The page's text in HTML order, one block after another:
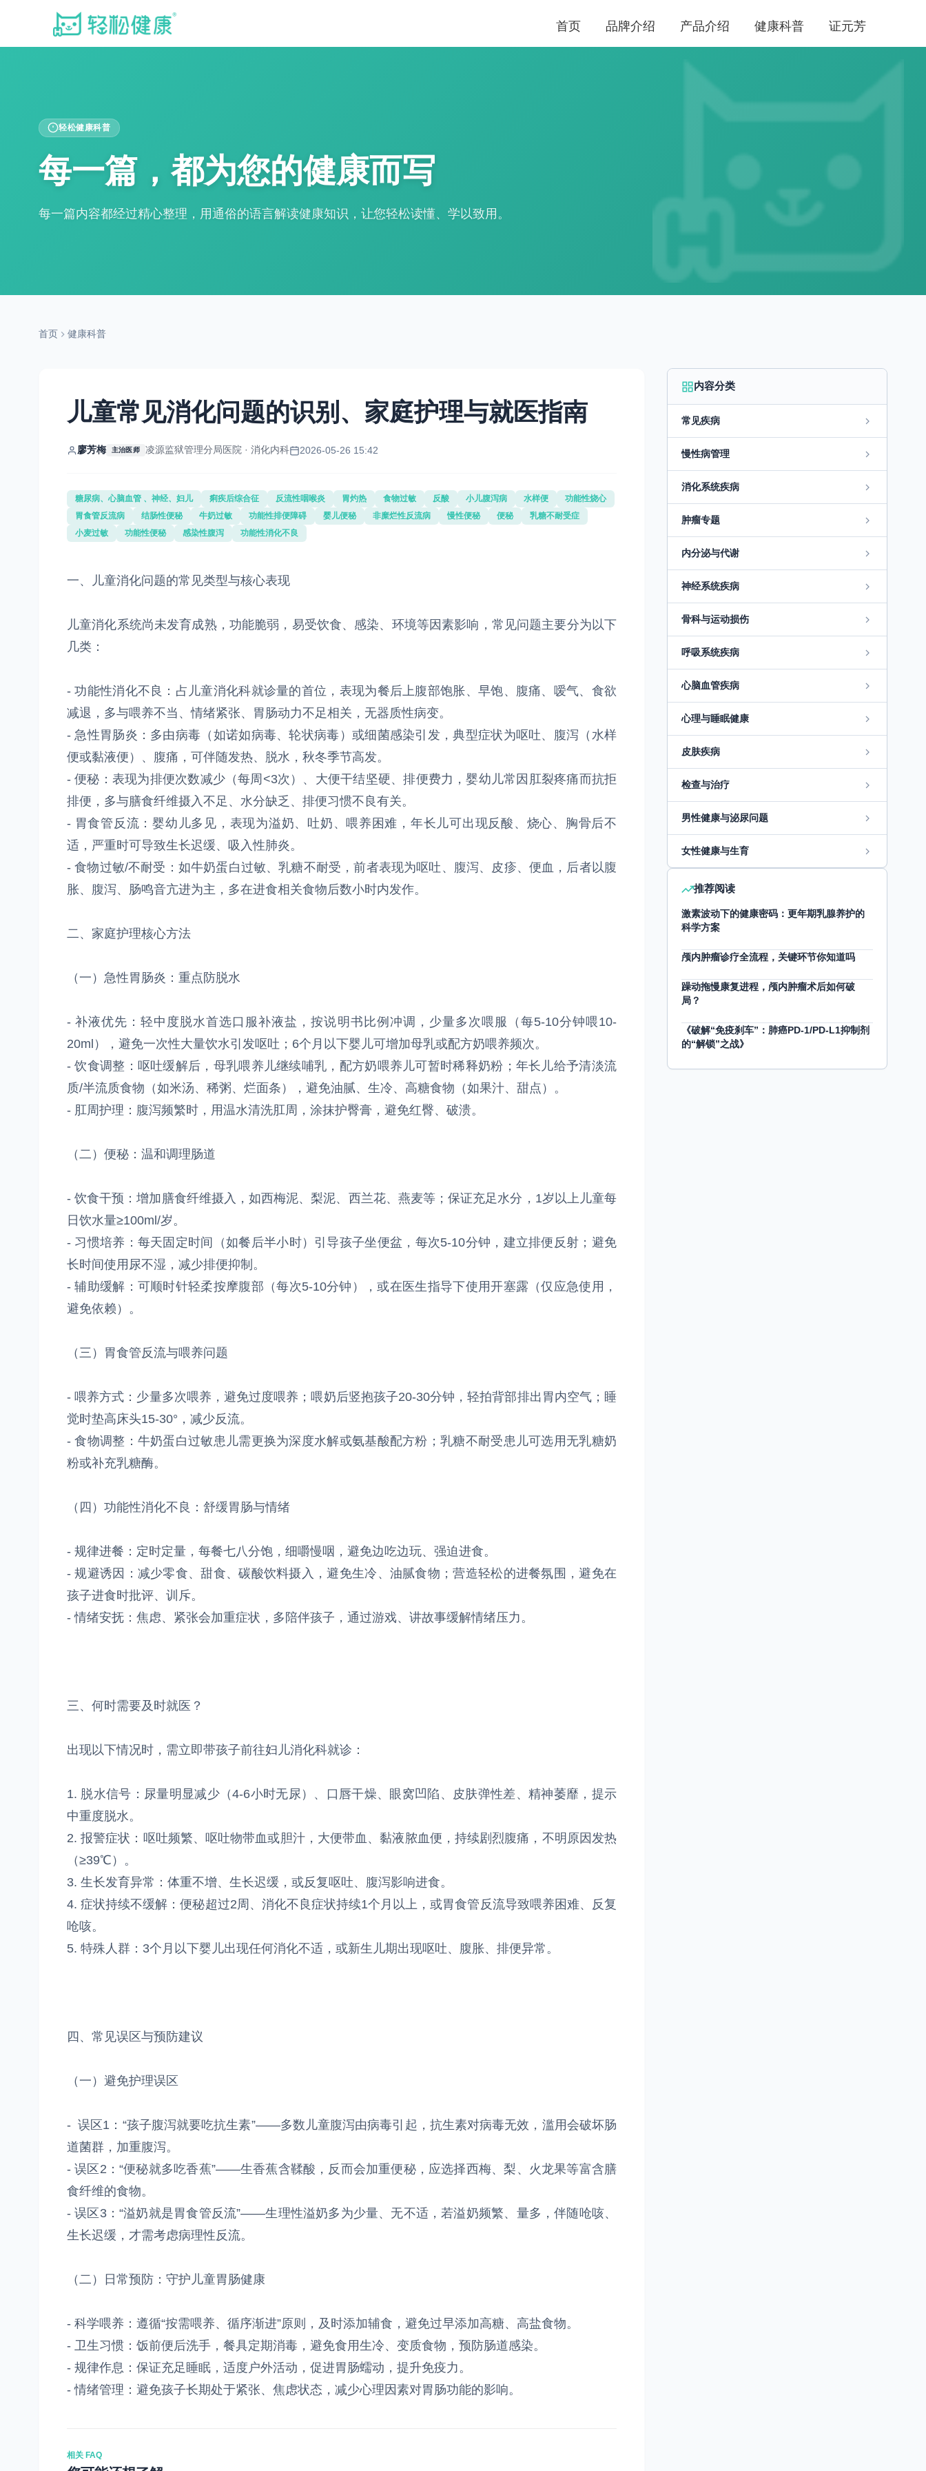
首页 品牌介绍 产品介绍 健康科普 证元芳
轻松健康科普
每一篇，都为您的健康而写
每一篇内容都经过精心整理，用通俗的语言解读健康知识，让您轻松读懂、学以致用。
首页 健康科普
儿童常见消化问题的识别、家庭护理与就医指南
廖芳梅 主治医师 凌源监狱管理分局医院 · 消化内科 2026-05-26 15:42
糖尿病、心脑血管 、神经、妇儿 痢疾后综合征 反流性咽喉炎 胃灼热 食物过敏 反酸 小儿腹泻病 水样便
功能性烧心
胃食管反流病
结肠性便秘 牛奶过敏 功能性排便障碍 婴儿便秘 非糜烂性反流病 慢性便秘 便秘
乳糖不耐受症
小麦过敏
功能性便秘 感染性腹泻 功能性消化不良
一、儿童消化问题的常见类型与核心表现
儿童消化系统尚未发育成熟，功能脆弱，易受饮食、感染、环境等因素影响，常见问题主要分为以下
几类：
- 功能性消化不良：占儿童消化科就诊量的首位，表现为餐后上腹部饱胀、早饱、腹痛、嗳气、食欲
减退，多与喂养不当、情绪紧张、胃肠动力不足相关，无器质性病变。
- 急性胃肠炎：多由病毒（如诺如病毒、轮状病毒）或细菌感染引发，典型症状为呕吐、腹泻（水样
便或黏液便）、腹痛，可伴随发热、脱水，秋冬季节高发。
- 便秘：表现为排便次数减少（每周<3次）、大便干结坚硬、排便费力，婴幼儿常因肛裂疼痛而抗拒
排便，多与膳食纤维摄入不足、水分缺乏、排便习惯不良有关。
- 胃食管反流：婴幼儿多见，表现为溢奶、吐奶、喂养困难，年长儿可出现反酸、烧心、胸骨后不
适，严重时可导致生长迟缓、吸入性肺炎。
- 食物过敏/不耐受：如牛奶蛋白过敏、乳糖不耐受，前者表现为呕吐、腹泻、皮疹、便血，后者以腹
胀、腹泻、肠鸣音亢进为主，多在进食相关食物后数小时内发作。
二、家庭护理核心方法
（一）急性胃肠炎：重点防脱水
- 补液优先：轻中度脱水首选口服补液盐，按说明书比例冲调，少量多次喂服（每5-10分钟喂10-
20ml），避免一次性大量饮水引发呕吐；6个月以下婴儿可增加母乳或配方奶喂养频次。
- 饮食调整：呕吐缓解后，母乳喂养儿继续哺乳，配方奶喂养儿可暂时稀释奶粉；年长儿给予清淡流
质/半流质食物（如米汤、稀粥、烂面条），避免油腻、生冷、高糖食物（如果汁、甜点）。
- 肛周护理：腹泻频繁时，用温水清洗肛周，涂抹护臀膏，避免红臀、破溃。
（二）便秘：温和调理肠道
- 饮食干预：增加膳食纤维摄入，如西梅泥、梨泥、西兰花、燕麦等；保证充足水分，1岁以上儿童每
日饮水量≥100ml/岁。
- 习惯培养：每天固定时间（如餐后半小时）引导孩子坐便盆，每次5-10分钟，建立排便反射；避免
长时间使用尿不湿，减少排便抑制。
- 辅助缓解：可顺时针轻柔按摩腹部（每次5-10分钟），或在医生指导下使用开塞露（仅应急使用，
避免依赖）。
（三）胃食管反流与喂养问题
- 喂养方式：少量多次喂养，避免过度喂养；喂奶后竖抱孩子20-30分钟，轻拍背部排出胃内空气；睡
觉时垫高床头15-30°，减少反流。
- 食物调整：牛奶蛋白过敏患儿需更换为深度水解或氨基酸配方粉；乳糖不耐受患儿可选用无乳糖奶
粉或补充乳糖酶。
（四）功能性消化不良：舒缓胃肠与情绪
- 规律进餐：定时定量，每餐七八分饱，细嚼慢咽，避免边吃边玩、强迫进食。
- 规避诱因：减少零食、甜食、碳酸饮料摄入，避免生冷、油腻食物；营造轻松的进餐氛围，避免在
孩子进食时批评、训斥。
- 情绪安抚：焦虑、紧张会加重症状，多陪伴孩子，通过游戏、讲故事缓解情绪压力。
三、何时需要及时就医？
出现以下情况时，需立即带孩子前往妇儿消化科就诊：
1. 脱水信号：尿量明显减少（4-6小时无尿）、口唇干燥、眼窝凹陷、皮肤弹性差、精神萎靡，提示
中重度脱水。
2. 报警症状：呕吐频繁、呕吐物带血或胆汁，大便带血、黏液脓血便，持续剧烈腹痛，不明原因发热
（≥39℃）。
3. 生长发育异常：体重不增、生长迟缓，或反复呕吐、腹泻影响进食。
4. 症状持续不缓解：便秘超过2周、消化不良症状持续1个月以上，或胃食管反流导致喂养困难、反复
呛咳。
5. 特殊人群：3个月以下婴儿出现任何消化不适，或新生儿期出现呕吐、腹胀、排便异常。
四、常见误区与预防建议
（一）避免护理误区
- 误区1：“孩子腹泻就要吃抗生素”——多数儿童腹泻由病毒引起，抗生素对病毒无效，滥用会破坏肠
道菌群，加重腹泻。
- 误区2：“便秘就多吃香蕉”——生香蕉含鞣酸，反而会加重便秘，应选择西梅、梨、火龙果等富含膳
食纤维的食物。
- 误区3：“溢奶就是胃食管反流”——生理性溢奶多为少量、无不适，若溢奶频繁、量多，伴随呛咳、
生长迟缓，才需考虑病理性反流。
（二）日常预防：守护儿童胃肠健康
- 科学喂养：遵循“按需喂养、循序渐进”原则，及时添加辅食，避免过早添加高糖、高盐食物。
- 卫生习惯：饭前便后洗手，餐具定期消毒，避免食用生冷、变质食物，预防肠道感染。
- 规律作息：保证充足睡眠，适度户外活动，促进胃肠蠕动，提升免疫力。
- 情绪管理：避免孩子长期处于紧张、焦虑状态，减少心理因素对胃肠功能的影响。
相关 FAQ
内容分类
常见疾病
慢性病管理
消化系统疾病
肿瘤专题
内分泌与代谢
神经系统疾病
骨科与运动损伤
呼吸系统疾病
心脑血管疾病
心理与睡眠健康
皮肤疾病
检查与治疗
男性健康与泌尿问题
女性健康与生育
推荐阅读
激素波动下的健康密码：更年期乳腺养护的
科学方案
颅内肿瘤诊疗全流程，关键环节你知道吗
躁动拖慢康复进程，颅内肿瘤术后如何破
局？
《破解“免疫刹车”：肺癌PD-1/PD-L1抑制剂
的“解锁”之战》